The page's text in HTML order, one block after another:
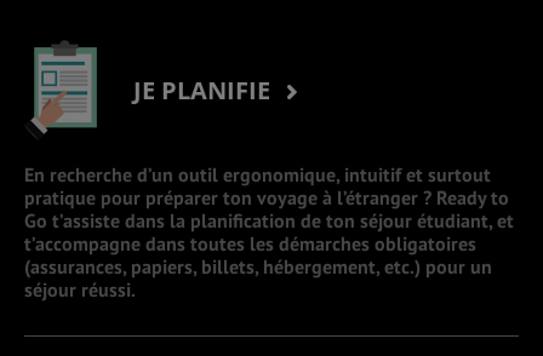
JE PLANIFIE
En recherche d’un outil ergonomique, intuitif et surtout
pratique pour préparer ton voyage à l’étranger ? Ready to
Go t’assiste dans la planification de ton séjour étudiant, et
t’accompagne dans toutes les démarches obligatoires
(assurances, papiers, billets, hébergement, etc.) pour un
séjour réussi.